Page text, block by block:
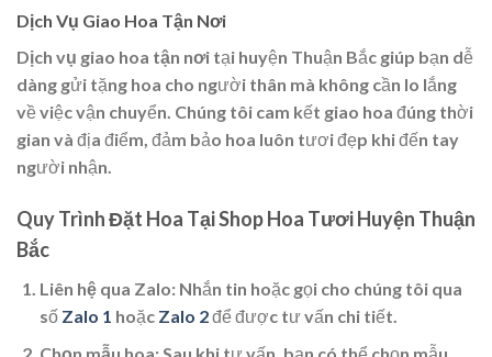
Dịch Vụ Giao Hoa Tận Nơi
Dịch vụ giao hoa tận nơi tại huyện Thuận Bắc giúp bạn dễ
dàng gửi tặng hoa cho người thân mà không cần lo lắng
về việc vận chuyển. Chúng tôi cam kết giao hoa đúng thời
gian và địa điểm, đảm bảo hoa luôn tươi đẹp khi đến tay
người nhận.
Quy Trình Đặt Hoa Tại Shop Hoa Tươi Huyện Thuận
Bắc
Liên hệ qua Zalo: Nhắn tin hoặc gọi cho chúng tôi qua
số Zalo 1 hoặc Zalo 2để được tư vấn chi tiết.